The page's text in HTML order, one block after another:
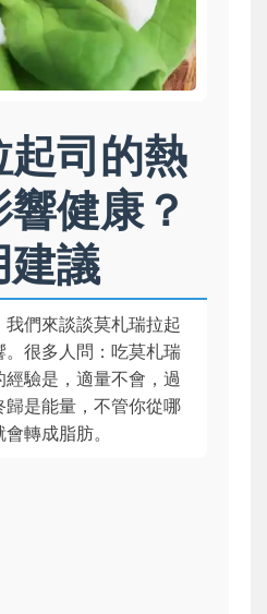
司的熱
健康？
建議
們來談談莫札瑞拉起
很多人問：吃莫札瑞
驗是，適量不會，過
是能量，不管你從哪
轉成脂肪。